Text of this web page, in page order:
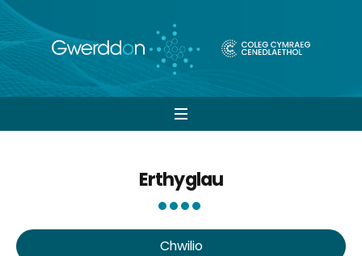
Open
Erthyglau
Chwilio